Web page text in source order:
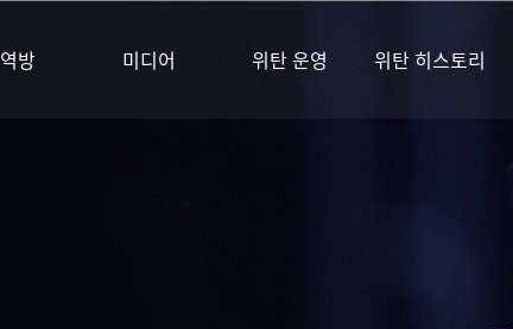
방 미디어 위탄 운영 위탄 히스토리